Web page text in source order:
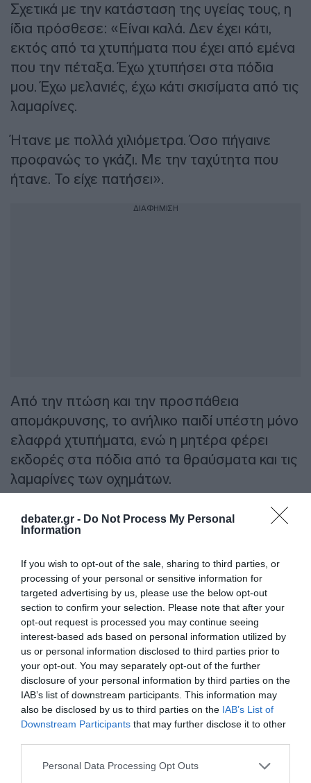
debater.gr - Do Not Process My Personal
Information
If you wish to opt-out of the sale, sharing to third parties, or
processing of your personal or sensitive information for
targeted advertising by us, please use the below opt-out
section to confirm your selection. Please note that after your
opt-out request is processed you may continue seeing
interest-based ads based on personal information utilized by
us or personal information disclosed to third parties prior to
your opt-out. You may separately opt-out of the further
disclosure of your personal information by third parties on the
IAB’s list of downstream participants. This information may
also be disclosed by us to third parties on the IAB’s List of
Downstream Participants that may further disclose it to other
Please note that this website/app uses one or more Google
Personal Data Processing Opt Outs
Σχετικά με την κατάσταση της υγείας τους, η
ίδια πρόσθεσε: «Είναι καλά. Δεν έχει κάτι,
εκτός από τα χτυπήματα που έχει από εμένα
που την πέταξα. Έχω χτυπήσει στα πόδια
μου. Έχω μελανιές, έχω κάτι σκισίματα από τις
λαμαρίνες.
Ήτανε με πολλά χιλιόμετρα. Όσο πήγαινε
προφανώς το γκάζι. Με την ταχύτητα που
ήτανε. Το είχε πατήσει».
ΔΙΑΦΗΜΙΣΗ
Από την πτώση και την προσπάθεια
απομάκρυνσης, το ανήλικο παιδί υπέστη μόνο
ελαφρά χτυπήματα, ενώ η μητέρα φέρει
εκδορές στα πόδια από τα θραύσματα και τις
λαμαρίνες των οχημάτων.
Προσθήκη ως προτεινόμενη
πηγή στην Google